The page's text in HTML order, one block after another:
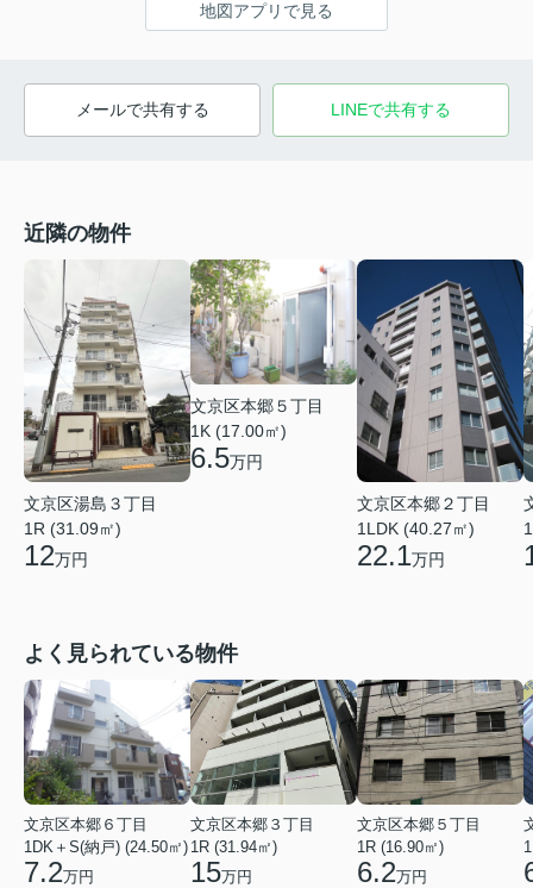
地図アプリで見る
メールで共有する LINEで共有する
近隣の物件
文京区湯島３丁目
1R (31.09㎡)
12万円
文京区本郷５丁目
1K (17.00㎡)
6.5万円
文京区本郷２丁目
1LDK (40.27㎡)
22.1万円
よく見られている物件
文京区本郷６丁目
1DK＋S(納戸) (24.50㎡)
7.2万円
文京区本郷３丁目
1R (31.94㎡)
15万円
文京区本郷５丁目
1R (16.90㎡)
6.2万円